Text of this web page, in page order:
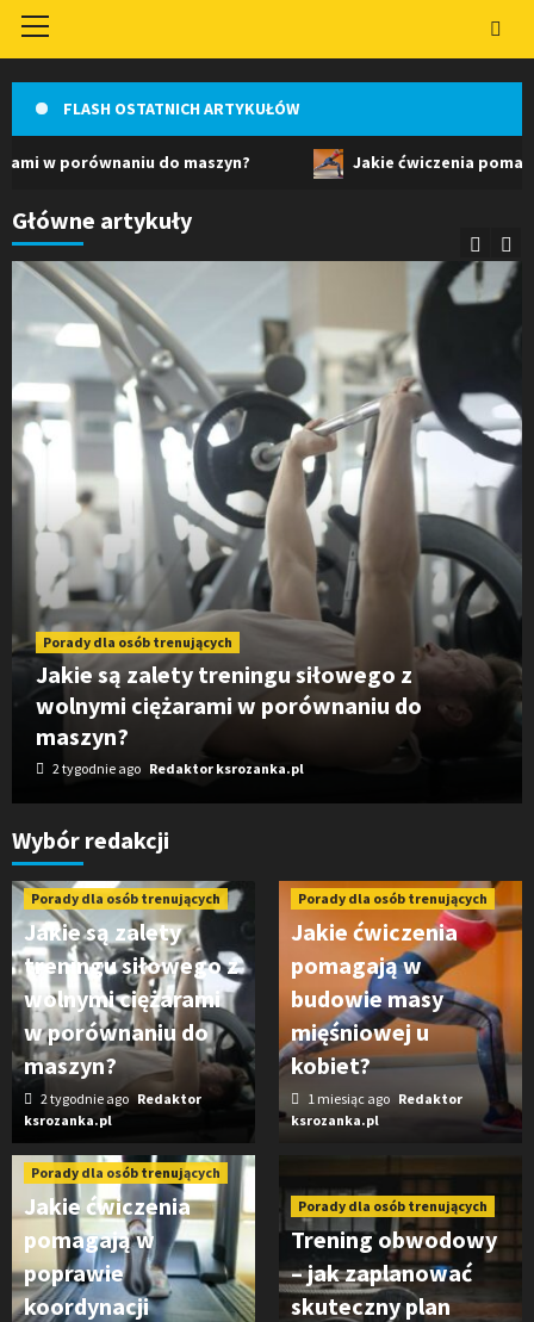
Menu
FLASH OSTATNICH ARTYKUŁÓW
do maszyn? Jakie ćwiczenia pomagają w
Główne artykuły
Porady dla osób trenujących
Jakie są zalety treningu siłowego z
wolnymi ciężarami w porównaniu do
maszyn?
2 tygodnie ago Redaktor ksrozanka.pl
Wybór redakcji
Porady dla osób trenujących
Jakie są zalety
treningu siłowego z
wolnymi ciężarami
w porównaniu do
maszyn?
2 tygodnie ago Redaktor
ksrozanka.pl
Porady dla osób trenujących
Jakie ćwiczenia
pomagają w
budowie masy
mięśniowej u
kobiet?
1 miesiąc ago Redaktor
ksrozanka.pl
Porady dla osób trenujących
Jakie ćwiczenia
pomagają w
poprawie
koordynacji
Porady dla osób trenujących
Trening obwodowy
– jak zaplanować
skuteczny plan